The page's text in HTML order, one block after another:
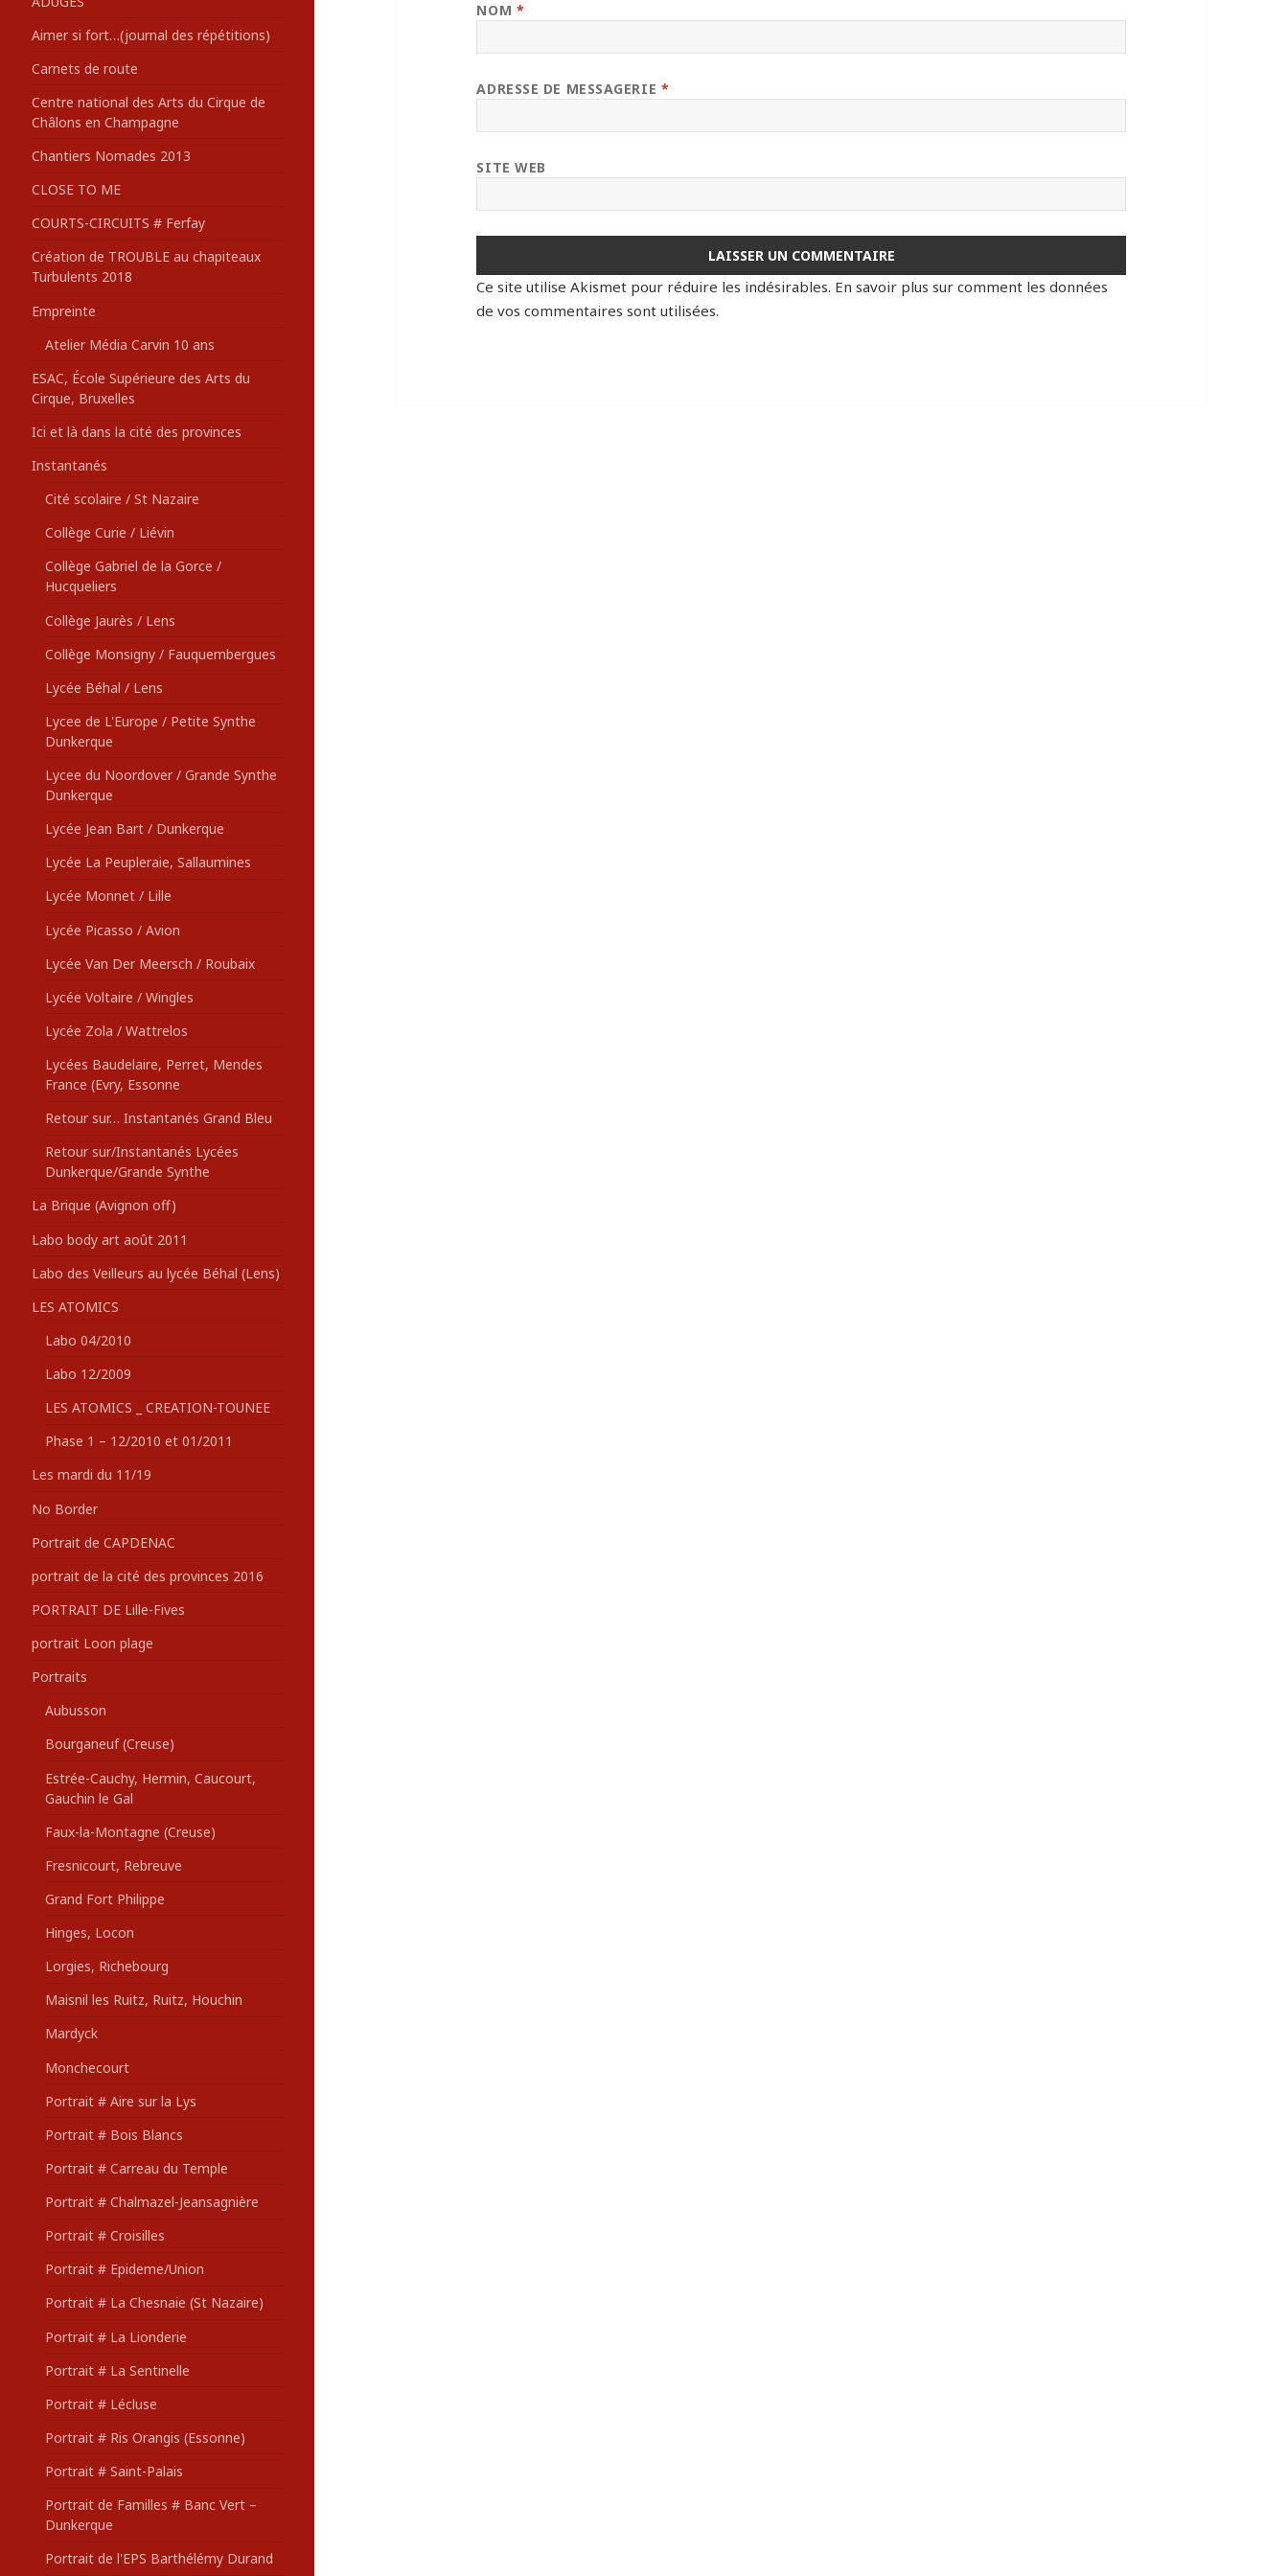
:Aimer si fort…(journal des répétitions)
Carnets de route
Centre national des Arts du Cirque de
Châlons en Champagne
Chantiers Nomades 2013
CLOSE TO ME
COURTS-CIRCUITS # Ferfay
Création de TROUBLE au chapiteaux
Turbulents 2018
Empreinte
Atelier Média Carvin 10 ans
ESAC, École Supérieure des Arts du
Cirque, Bruxelles
Ici et là dans la cité des provinces
Instantanés
Cité scolaire / St Nazaire
Collège Curie / Liévin
Collège Gabriel de la Gorce /
Hucqueliers
Collège Jaurès / Lens
Collège Monsigny / Fauquembergues
Lycée Béhal / Lens
Lycee de L'Europe / Petite Synthe
Dunkerque
Lycee du Noordover / Grande Synthe
Dunkerque
Lycée Jean Bart / Dunkerque
Lycée La Peupleraie, Sallaumines
Lycée Monnet / Lille
Lycée Picasso / Avion
Lycée Van Der Meersch / Roubaix
Lycée Voltaire / Wingles
Lycée Zola / Wattrelos
Lycées Baudelaire, Perret, Mendes
France (Evry, Essonne
Retour sur… Instantanés Grand Bleu
Retour sur/Instantanés Lycées
Dunkerque/Grande Synthe
La Brique (Avignon off)
Labo body art août 2011
Labo des Veilleurs au lycée Béhal (Lens)
LES ATOMICS
Labo 04/2010
Labo 12/2009
LES ATOMICS _ CREATION-TOUNEE
Phase 1 – 12/2010 et 01/2011
Les mardi du 11/19
No Border
Portrait de CAPDENAC
portrait de la cité des provinces 2016
PORTRAIT DE Lille-Fives
portrait Loon plage
Portraits
Aubusson
Bourganeuf (Creuse)
Estrée-Cauchy, Hermin, Caucourt,
Gauchin le Gal
Faux-la-Montagne (Creuse)
Fresnicourt, Rebreuve
Grand Fort Philippe
Hinges, Locon
Lorgies, Richebourg
Maisnil les Ruitz, Ruitz, Houchin
Mardyck
Monchecourt
Portrait # Aire sur la Lys
Portrait # Bois Blancs
Portrait # Carreau du Temple
Portrait # Chalmazel-Jeansagnière
Portrait # Croisilles
Portrait # Epideme/Union
Portrait # La Chesnaie (St Nazaire)
Portrait # La Lionderie
Portrait # La Sentinelle
Portrait # Lécluse
Portrait # Ris Orangis (Essonne)
Portrait # Saint-Palais
Portrait de Familles # Banc Vert –
Dunkerque
Portrait de l'EPS Barthélémy Durand
NOM *
ADRESSE DE MESSAGERIE *
SITE WEB
Ce site utilise Akismet pour réduire les indésirables. En savoir plus sur comment les données
de vos commentaires sont utilisées.